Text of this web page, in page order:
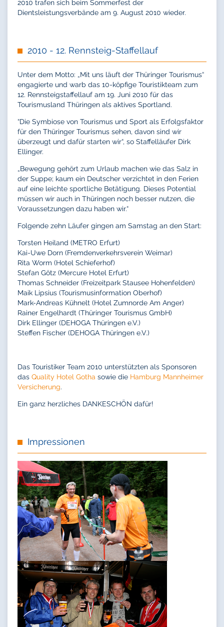
2010 trafen sich beim Sommerfest der
Dientsleistungsverbände am 9. August 2010 wieder.
2010 - 12. Rennsteig-Staffellauf
Unter dem Motto: „Mit uns läuft der Thüringer Tourismus“
engagierte und warb das 10-köpfige Touristikteam zum
12. Rennsteigstaffellauf am 19. Juni 2010 für das
Tourismusland Thüringen als aktives Sportland.
“Die Symbiose von Tourismus und Sport als Erfolgsfaktor
für den Thüringer Tourismus sehen, davon sind wir
überzeugt und dafür starten wir“, so Staffelläufer Dirk
Ellinger.
„Bewegung gehört zum Urlaub machen wie das Salz in
der Suppe; kaum ein Deutscher verzichtet in den Ferien
auf eine leichte sportliche Betätigung. Dieses Potential
müssen wir auch in Thüringen noch besser nutzen, die
Voraussetzungen dazu haben wir.“
Folgende zehn Läufer gingen am Samstag an den Start:
Torsten Heiland (METRO Erfurt)
Kai-Uwe Dorn (Fremdenverkehrsverein Weimar)
Rita Worm (Hotel Schieferhof)
Stefan Götz (Mercure Hotel Erfurt)
Thomas Schneider (Freizeitpark Stausee Hohenfelden)
Maik Lipsius (Tourismusinformation Oberhof)
Mark-Andreas Kühnelt (Hotel Zumnorde Am Anger)
Rainer Engelhardt (Thüringer Tourismus GmbH)
Dirk Ellinger (DEHOGA Thüringen e.V.)
Steffen Fischer (DEHOGA Thüringen e.V.)
Das Touristiker Team 2010 unterstützten als Sponsoren
das Quality Hotel Gotha sowie die Hamburg Mannheimer
Versicherung.
Ein ganz herzliches DANKESCHÖN dafür!
Impressionen